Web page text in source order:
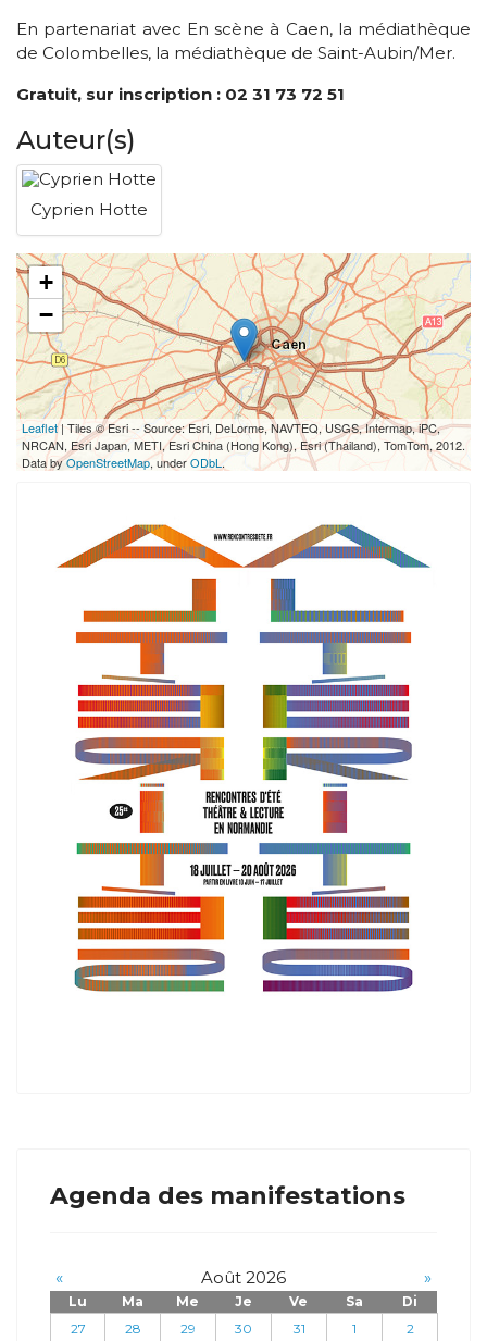
En partenariat avec En scène à Caen, la médiathèque
de Colombelles, la médiathèque de Saint-Aubin/Mer.
Gratuit, sur inscription : 02 31 73 72 51
Auteur(s)
Cyprien Hotte
+
−
Leaflet| Tiles © Esri -- Source: Esri, DeLorme, NAVTEQ, USGS, Intermap, iPC,
NRCAN, Esri Japan, METI, Esri China (Hong Kong), Esri (Thailand), TomTom, 2012.
Data byOpenStreetMap, underODbL .
Agenda des manifestations
« Août 2026 »
Lu Ma Me Je Ve Sa
Di
27
28 29 30 31 1
2